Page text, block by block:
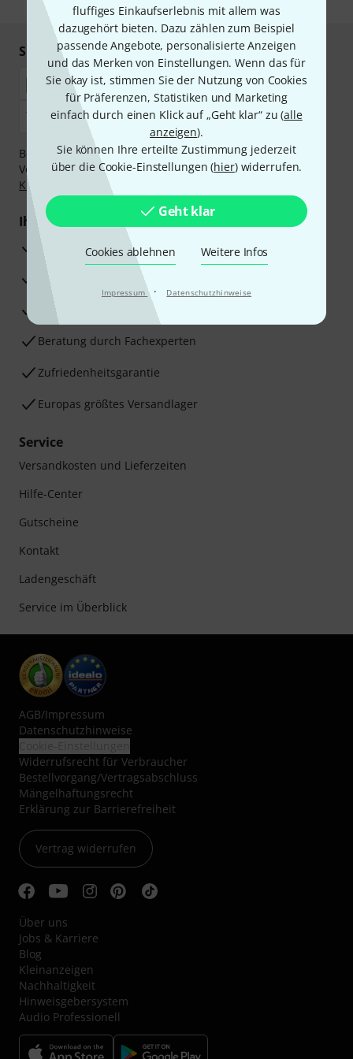
fluffiges Einkaufserlebnis mit allem was
dazugehört bieten. Dazu zählen zum Beispiel
passende Angebote, personalisierte Anzeigen
und das Merken von Einstellungen. Wenn das für
Sie okay ist, stimmen Sie der Nutzung von Cookies
für Präferenzen, Statistiken und Marketing
einfach durch einen Klick auf „Geht klar“ zu (alle
anzeigen).
Sie können Ihre erteilte Zustimmung jederzeit
über die Cookie-Einstellungen (hier) widerrufen.
Geht klar
Cookies ablehnen Weitere Infos
Impressum · Datenschutzhinweise
Sicher einkaufen & bezahlen
Bezahlen Sie vertraulich und sicher per Nachnahme,
Vorkasse, PayPal, Amazon Pay,Klarna Sofort bezahlen
Klarna Ratenzahlung
Ihre Vorteile
3 Jahre Thomann Garantie
30 Tage Money-Back-Garantie
Beratung durch Fachexperten
Zufriedenheitsgarantie
Europas größtes Versandlager
Service
Versandkosten und Lieferzeiten
Hilfe-Center
Gutscheine
Kontakt
Ladengeschäft
Service im Überblick
AGB/Impressum
Datenschutzhinweise
Widerrufsrecht für Verbraucher
Bestellvorgang/Vertragsabschluss
Mängelhaftungsrecht
Erklärung zur Barrierefreiheit
Vertrag widerrufen
Über uns
Jobs & Karriere
Blog
Kleinanzeigen
Nachhaltigkeit
Hinweisgebersystem
Audio Professionell